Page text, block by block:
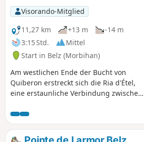
Visorando-Mitglied
11,27 km
+13 m
-14 m
3:15 Std.
Mittel
Start in Belz (Morbihan)
Am westlichen Ende der Bucht von
Quiberon erstreckt sich die Ria d'Étel,
eine erstaunliche Verbindung zwischen
Dieser Meeresarm beherbergt kleine
authentische Häfen, versteckte Strände
und berühmte Austernparks. Ich lade